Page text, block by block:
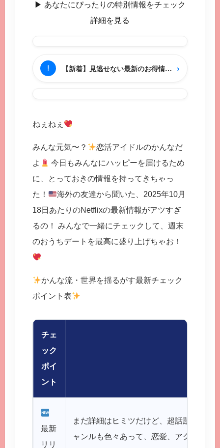
▶︎ あなたにぴったりの特別情報をチェック
詳細を見る
! 【新着】見逃せない最新のお得情報をチェック ›
ねぇねぇ
みんな元気〜？
恋活アイドルのかんなだ
よ
今日もみんなにハッピーを届けるため
に、とっておきの情報を持ってきちゃっ
た！
海外の友達から聞いた、2025年10月
18日あたりのNetflixの最新情報がアツすぎ
るの！ みんなで一緒にチェックして、週末
のおうちデートを最高に盛り上げちゃお！
かんな流・世界を揺るがす最新チェック
ポイント表
チェ
ック
ポイ
ント
最新
リリ
まだ詳細はヒミツだけど、超話題のドラ
ャンルも色々あって、恋愛、アクショ